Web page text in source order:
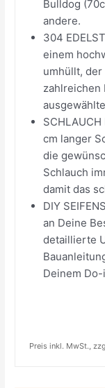
Bulldog
andere.
304
einem
umhüllt, der
zahlreichen
cm langer
die
Schlauch
damit das
DIY
an Deine
detaillierte
Deinem
Preis inkl. MwSt.,